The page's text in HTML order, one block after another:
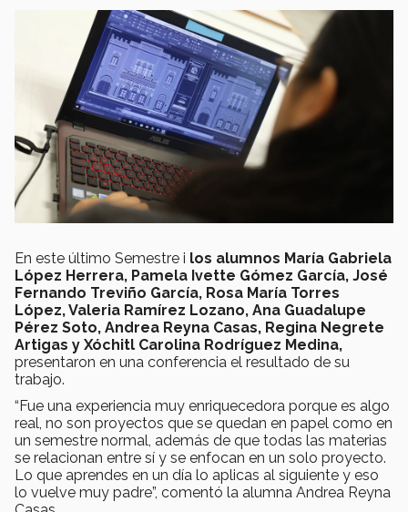
En este último Semestre i los alumnos María Gabriela
López Herrera, Pamela Ivette Gómez García, José
Fernando Treviño García, Rosa María Torres
López, Valeria Ramírez Lozano, Ana Guadalupe
Pérez Soto, Andrea Reyna Casas, Regina Negrete
Artigas y Xóchitl Carolina Rodríguez Medina,
presentaron en una conferencia el resultado de su
trabajo.
“Fue una experiencia muy enriquecedora porque es algo
real, no son proyectos que se quedan en papel como en
un semestre normal, además de que todas las materias
se relacionan entre sí y se enfocan en un solo proyecto.
Lo que aprendes en un día lo aplicas al siguiente y eso
lo vuelve muy padre”, comentó la alumna Andrea Reyna